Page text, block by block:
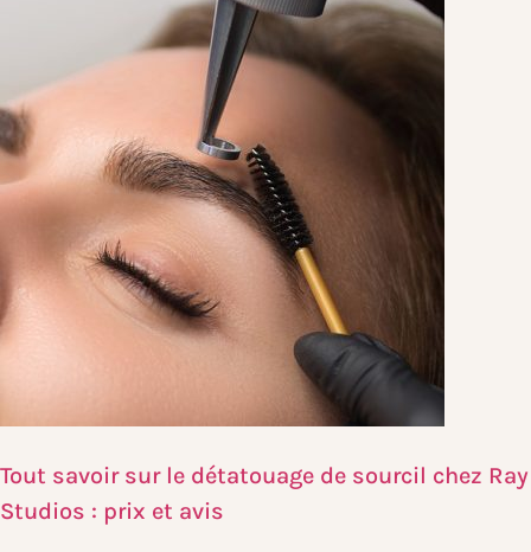
Tout savoir sur le détatouage de sourcil chez Ray
Studios : prix et avis